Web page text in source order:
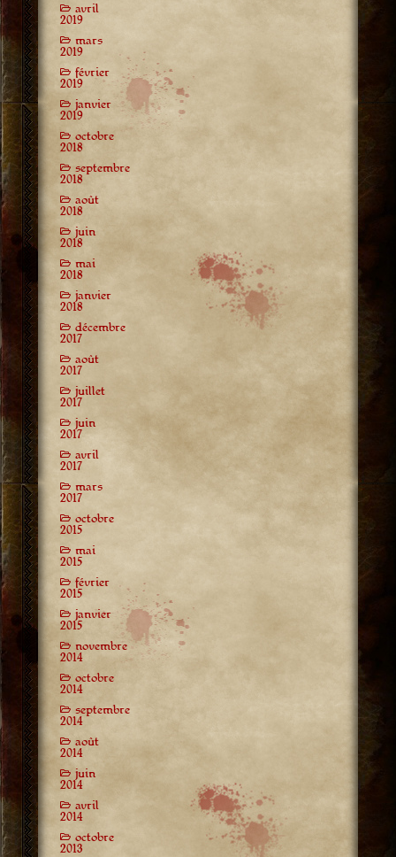
avril
2019
mars
2019
février
2019
janvier
2019
octobre
2018
septembre
2018
août
2018
juin
2018
mai
2018
janvier
2018
décembre
2017
août
2017
juillet
2017
juin
2017
avril
2017
mars
2017
octobre
2015
mai
2015
février
2015
janvier
2015
novembre
2014
octobre
2014
septembre
2014
août
2014
juin
2014
avril
2014
octobre
2013